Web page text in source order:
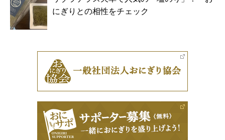
にぎりとの相性をチェック